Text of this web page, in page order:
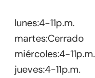
lunes:4-11p.m.
martes:Cerrado
miércoles:4-11p.m.
jueves:4-11p.m.